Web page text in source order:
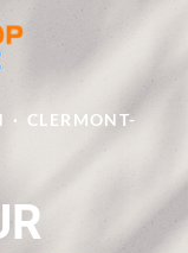
· CLERMONT-